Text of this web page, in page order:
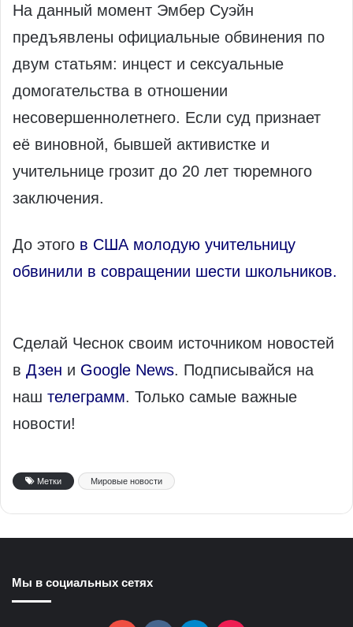
На данный момент Эмбер Суэйн
предъявлены официальные обвинения по
двум статьям: инцест и сексуальные
домогательства в отношении
несовершеннолетнего. Если суд признает
её виновной, бывшей активистке и
учительнице грозит до 20 лет тюремного
заключения.
До этого в США молодую учительницу
обвинили в совращении шести школьников.
Сделай Чеснок своим источником новостей
в Дзен и Google News. Подписывайся на
наш телеграмм. Только самые важные
новости!
Метки Мировые новости
Мы в социальных сетях